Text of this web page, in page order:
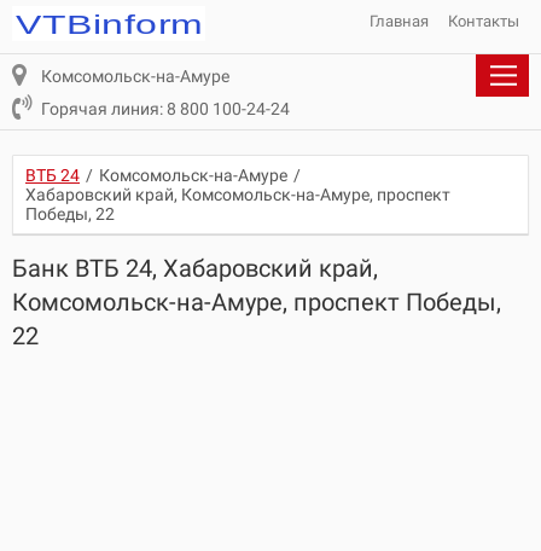
Главная Контакты
Комсомольск-на-Амуре
Горячая линия: 8 800 100-24-24
ВТБ 24 / Комсомольск-на-Амуре /
Хабаровский край, Комсомольск-на-Амуре, проспект
Победы, 22
Банк ВТБ 24, Хабаровский край,
Комсомольск-на-Амуре, проспект Победы,
22